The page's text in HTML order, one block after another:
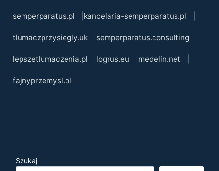
semperparatus.pl kancelaria-semperparatus.pl
tlumaczprzysiegly.uk semperparatus.consulting
lepszetlumaczenia.pl logrus.eu medelin.net
fajnyprzemysl.pl
Szukaj